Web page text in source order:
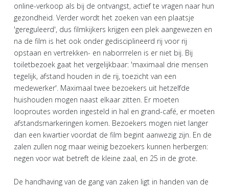
online-verkoop als bij de ontvangst, actief te vragen naar hun
gezondheid. Verder wordt het zoeken van een plaatsje
'gereguleerd', dus filmkijkers krijgen een plek aangewezen en
na de film is het ook onder gedisciplineerd rij voor rij
opstaan en vertrekken- en naborrrelen is er niet bij. Bij
toiletbezoek gaat het vergelijkbaar: 'maximaal drie mensen
tegelijk, afstand houden in de rij, toezicht van een
medewerker'. Maximaal twee bezoekers uit hetzelfde
huishouden mogen naast elkaar zitten. Er moeten
looproutes worden ingesteld in hal en grand-café, er moeten
afstandsmarkeringen komen. Bezoekers mogen niet langer
dan een kwartier voordat de film begint aanwezig zijn. En de
zalen zullen nog maar weinig bezoekers kunnen herbergen:
negen voor wat betreft de kleine zaal, en 25 in de grote.
De handhaving van de gang van zaken ligt in handen van de